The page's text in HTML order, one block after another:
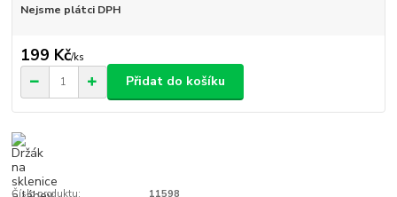
Nejsme plátci DPH
199 Kč/ks
Přidat do košíku
Číslo produktu:
11598